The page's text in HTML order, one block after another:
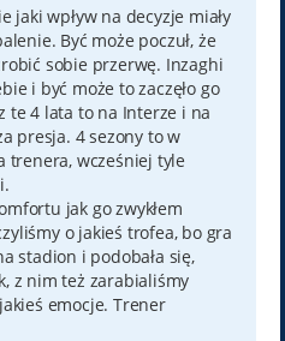
jaki wpływ na decyzje miały
Być może poczuł, że
sobie przerwę. Inzaghi
i być może to zaczęło go
te 4 lata to na Interze i na
presja. 4 sezony to w
trenera, wcześniej tyle
jak go zwykłem
o jakieś trofea, bo gra
stadion i podobała się,
z nim też zarabialiśmy
emocje. Trener